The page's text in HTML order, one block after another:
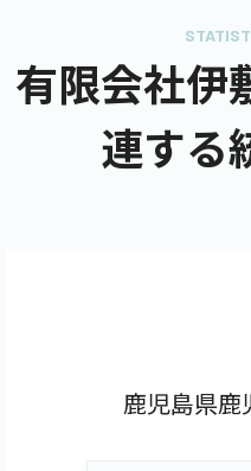
有限会社伊
連する
鹿児島県鹿